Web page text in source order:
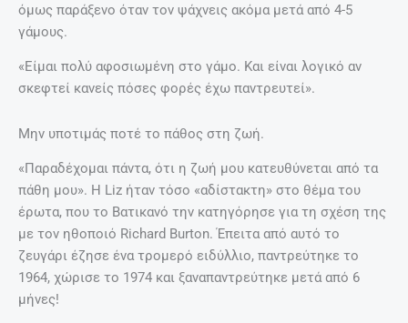
όμως παράξενο όταν τον ψάχνεις ακόμα μετά από 4-5
γάμους.
«Είμαι πολύ αφοσιωμένη στο γάμο. Και είναι λογικό αν
σκεφτεί κανείς πόσες φορές έχω παντρευτεί».
Μην υποτιμάς ποτέ το πάθος στη ζωή.
«Παραδέχομαι πάντα, ότι η ζωή μου κατευθύνεται από τα
πάθη μου». Η Liz ήταν τόσο «αδίστακτη» στο θέμα του
έρωτα, που το Βατικανό την κατηγόρησε για τη σχέση της
με τον ηθοποιό Richard Burton. Έπειτα από αυτό το
ζευγάρι έζησε ένα τρομερό ειδύλλιο, παντρεύτηκε το
1964, χώρισε το 1974 και ξαναπαντρεύτηκε μετά από 6
μήνες!